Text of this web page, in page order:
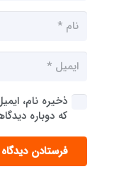
ذخیره نام،
که دوباره
فرستادن دیدگاه